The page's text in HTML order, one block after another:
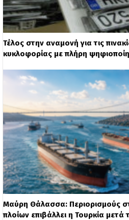
Τέλος στην αναμονή για τις
κυκλοφορίας με πλήρη
Μαύρη Θάλασσα: Περιορισμούς
πλοίων επιβάλλει η Τουρκία μετά